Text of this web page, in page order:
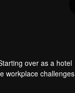
over as a hotel
workplace challenges